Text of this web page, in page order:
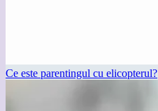
Ce este parentingul cu elicopterul?